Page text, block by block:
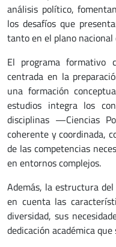
análisis político,
los desafíos que
tanto en el plano nacional
El programa formativo
centrada en la
una formación
estudios integra los
disciplinas —Ciencias
coherente y coordinada,
de las competencias
en entornos complejos.
Además, la estructura
en cuenta las
diversidad, sus
dedicación académica